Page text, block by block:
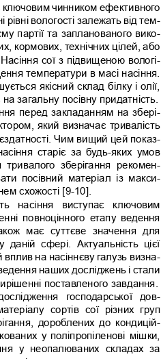
ключовим чинником ефективного
вологості залежать від тем-
партії та запланованого вико-
кормових, технічних цілей, або
сої з підвищеною вологі-
температури в масі насіння.
якісний склад білку і олії,
загальну посівну придатність.
перед закладанням на збері-
який визначає тривалість
Чим вищий цей показ-
старіє  за  будь-яких  умов
тривалого  зберігання  рекомен-
посівний  матеріал  із  макси-
схожості [9-10].
насіння  виступає  ключовим
повноцінного  етапу  ведення
має  суттєве  значення  для
даній  сфері.  Актуальність  цієї
вплив на насіннєву галузь визна-
наших досліджень і стали
поставленого завдання.
господарської  дов
-
сортів  сої  різних  груп
дороблених до кондицій-
у поліпропіленові мішки,
у  неопалюваних  складах  за